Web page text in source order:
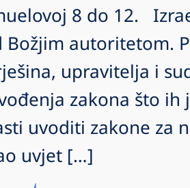
8 do 12.
Božjim autoritetom.
upravitelja i
zakona što ih
uvoditi zakone za
uvjet […]